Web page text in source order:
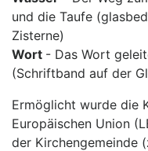
und die Taufe
Zisterne)
Wort - Das Wort
(Schriftband auf der
Ermöglicht wurde die
Europäischen Union
der Kirchengemeinde